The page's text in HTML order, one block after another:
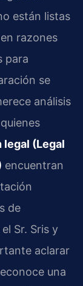
están listas
razones
para
se
análisis
legal (Legal
encuentran
de
Sr. Sris y
aclarar
una